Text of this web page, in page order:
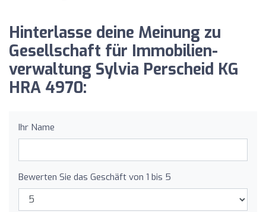
Hinterlasse deine Meinung zu
Gesellschaft für Immobilien-
verwaltung Sylvia Perscheid KG
HRA 4970:
Ihr Name
Bewerten Sie das Geschäft von 1 bis 5